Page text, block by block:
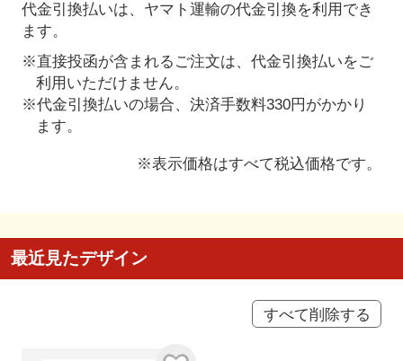
代金引換払いは、ヤマト運輸の代金引換を利用でき
ます。
※直接投函が含まれるご注文は、代金引換払いをご
利用いただけません。
※代金引換払いの場合、決済手数料330円がかかり
ます。
※表示価格はすべて税込価格です。
最近見たデザイン
すべて削除する